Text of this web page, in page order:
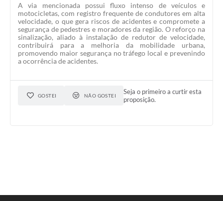
A via mencionada possui fluxo intenso de veículos e
motocicletas, com registro frequente de condutores em alta
velocidade, o que gera riscos de acidentes e compromete a
segurança de pedestres e moradores da região. O reforço na
sinalização, aliado à instalação de redutor de velocidade,
contribuirá para a melhoria da mobilidade urbana,
promovendo maior segurança no tráfego local e prevenindo
a ocorrência de acidentes.
GOSTEI NÃO GOSTEI
Seja o primeiro a curtir esta
proposição.